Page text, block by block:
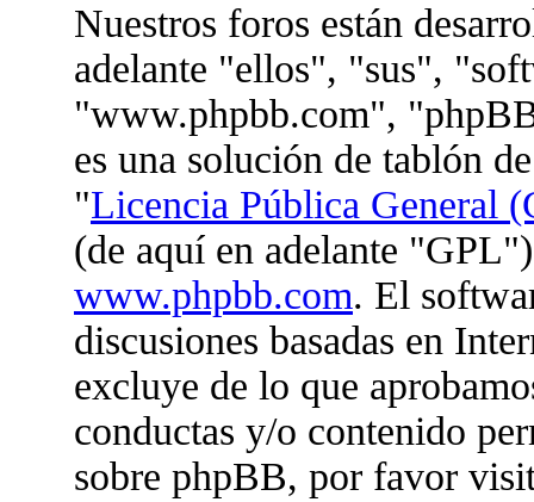
Nuestros foros están
adelante "ellos", "sus",
"www.phpbb.com",
es una solución de tablón
"Licencia Pública General
(de aquí en adelante
www.phpbb.com. El
discusiones basadas en
excluye de lo que
conductas y/o contenido
sobre phpBB, por favor